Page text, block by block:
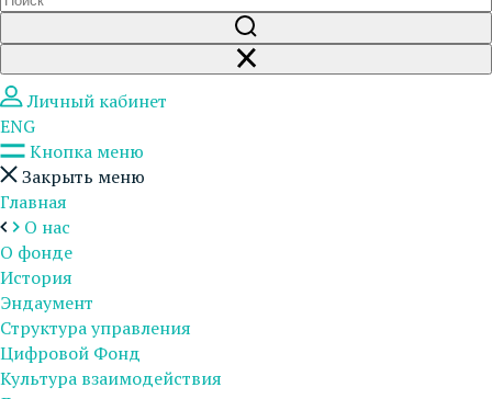
Личный кабинет
ENG
Кнопка меню
Закрыть меню
Главная
О нас
О фонде
История
Эндаумент
Структура управления
Цифровой Фонд
Культура взаимодействия